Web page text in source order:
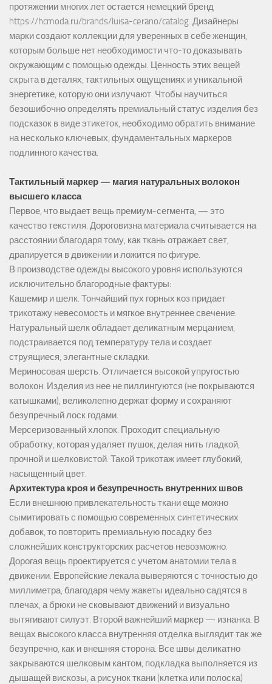
протяжении многих лет остается немецкий бренд
https://hcmoda.ru/brands/luisa-cerano/catalog. Дизайнеры
марки создают коллекции для уверенных в себе женщин,
которым больше нет необходимости что-то доказывать
окружающим с помощью одежды. Ценность этих вещей
скрыта в деталях, тактильных ощущениях и уникальной
энергетике, которую они излучают. Чтобы научиться
безошибочно определять премиальный статус изделия без
подсказок в виде этикеток, необходимо обратить внимание
на несколько ключевых, фундаментальных маркеров
подлинного качества.
Тактильный маркер — магия натуральных волокон
высшего класса
Первое, что выдает вещь премиум-сегмента, — это
качество текстиля. Дороговизна материала считывается на
расстоянии благодаря тому, как ткань отражает свет,
драпируется в движении и ложится по фигуре.
В производстве одежды высокого уровня используются
исключительно благородные фактуры:
Кашемир и шелк. Тончайший пух горных коз придает
трикотажу невесомость и мягкое внутреннее свечение.
Натуральный шелк обладает деликатным мерцанием,
подстраивается под температуру тела и создает
струящиеся, элегантные складки.
Мериносовая шерсть. Отличается высокой упругостью
волокон. Изделия из нее не пиллингуются (не покрываются
катышками), великолепно держат форму и сохраняют
безупречный лоск годами.
Мерсеризованный хлопок. Проходит специальную
обработку, которая удаляет пушок, делая нить гладкой,
прочной и шелковистой. Такой трикотаж имеет глубокий,
насыщенный цвет.
Архитектура кроя и безупречность внутренних швов
Если внешнюю привлекательность ткани еще можно
сымитировать с помощью современных синтетических
добавок, то повторить премиальную посадку без
сложнейших конструкторских расчетов невозможно.
Дорогая вещь проектируется с учетом анатомии тела в
движении. Европейские лекала выверяются с точностью до
миллиметра, благодаря чему жакеты идеально садятся в
плечах, а брюки не сковывают движений и визуально
вытягивают силуэт. Второй важнейший маркер — изнанка. В
вещах высокого класса внутренняя отделка выглядит так же
безупречно, как и внешняя сторона. Все швы деликатно
закрываются шелковым кантом, подкладка выполняется из
дышащей вискозы, а рисунок ткани (клетка или полоска)